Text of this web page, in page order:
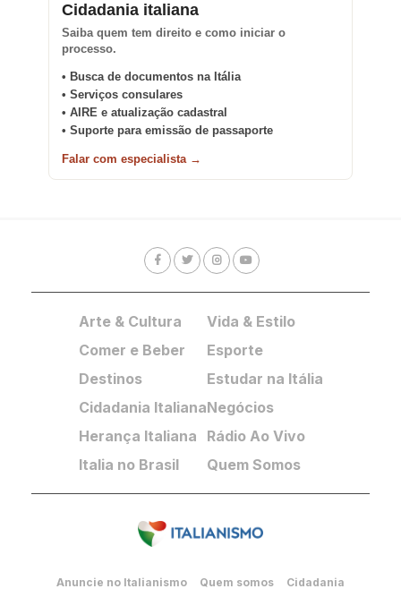
Cidadania italiana
Saiba quem tem direito e como iniciar o
processo.
• Busca de documentos na Itália
• Serviços consulares
• AIRE e atualização cadastral
• Suporte para emissão de passaporte
Falar com especialista →
Arte & Cultura
Comer e Beber
Destinos
Cidadania Italiana
Herança Italiana
Italia no Brasil
Vida & Estilo
Esporte
Estudar na Itália
Negócios
Rádio Ao Vivo
Quem Somos
Anuncie no Italianismo Quem somos Cidadania